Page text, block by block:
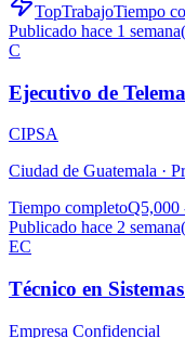
TopTrabajoTiempo
Publicado hace 1
C
Ejecutivo de
CIPSA
Ciudad de Guatemala ·
Tiempo completoQ5,000
Publicado hace 2
EC
Técnico en
Empresa Confidencial